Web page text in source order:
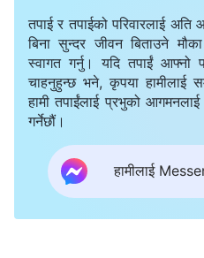
मानवजातिलाई अगुवाइ गर्नु हो।
वचन, खण्ड १। परमेश्‍वरको
हो। पवित्र आत्‍माको
सत्यताअनुरूप मात्रै हुन्छ,
कदको आधारमा मात्रै
तपाई र तपाईको परिवारलाई
बिना सुन्दर जीवन बिताउने
स्वागत गर्नु। यदि तपाईं आफ्नो
चाहनुहुन्छ भने, कृपया हामीलाई
हामी तपाईंलाई प्रभुको आगमनलाई
गर्नेछौं।
हामीलाई